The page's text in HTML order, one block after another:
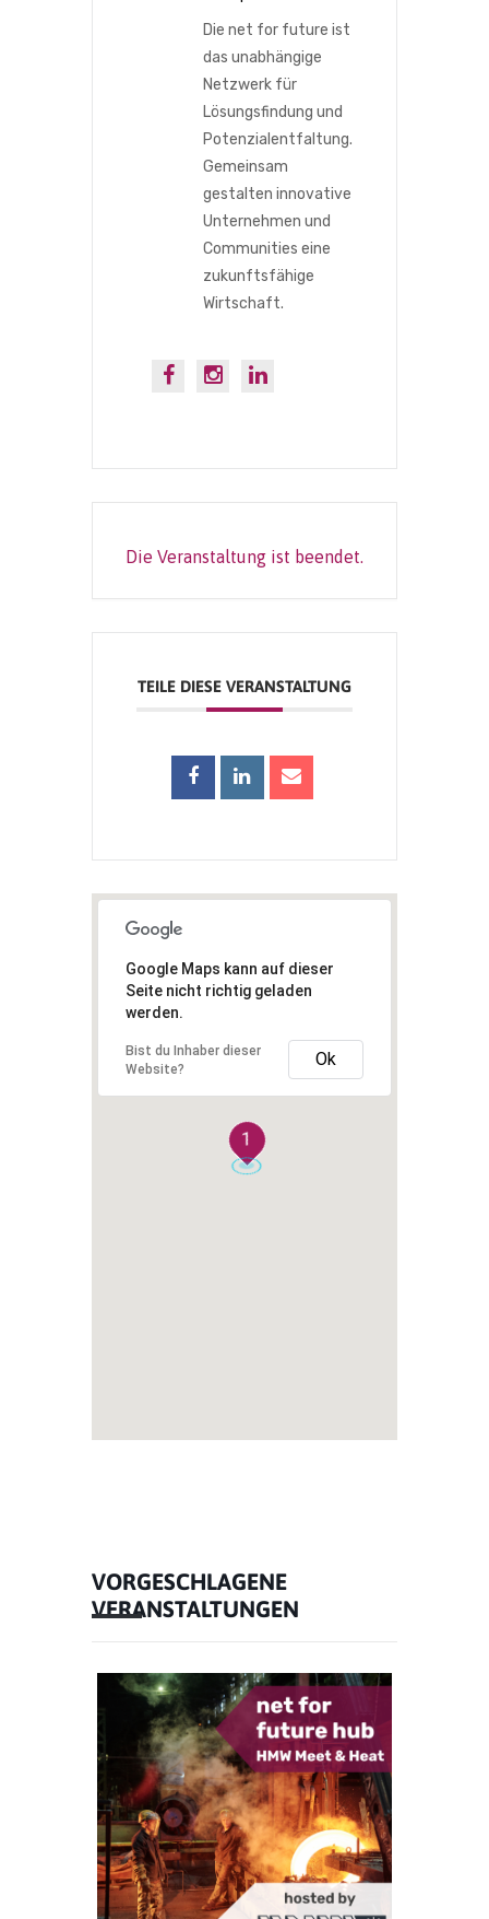
Die net for future ist
das unabhängige
Netzwerk für
Lösungsfindung und
Potenzialentfaltung.
Gemeinsam
gestalten innovative
Unternehmen und
Communities eine
zukunftsfähige
Wirtschaft.
Die Veranstaltung ist beendet.
TEILE DIESE VERANSTALTUNG
1
Google Maps kann auf dieser
Seite nicht richtig geladen
werden.
Bist du Inhaber dieser
Website?
Ok
VORGESCHLAGENE
VERANSTALTUNGEN